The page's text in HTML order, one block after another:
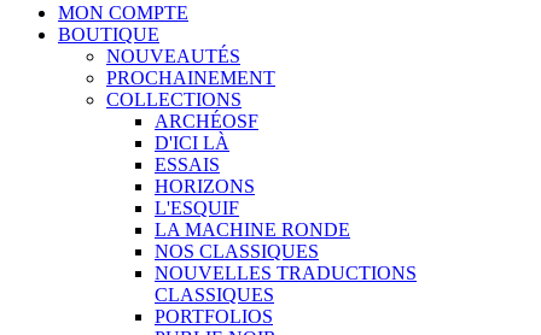
MON COMPTE
BOUTIQUE
NOUVEAUTÉS
PROCHAINEMENT
COLLECTIONS
ARCHÉOSF
D'ICI LÀ
ESSAIS
HORIZONS
L'ESQUIF
LA MACHINE RONDE
NOS CLASSIQUES
NOUVELLES TRADUCTIONS
CLASSIQUES
PORTFOLIOS